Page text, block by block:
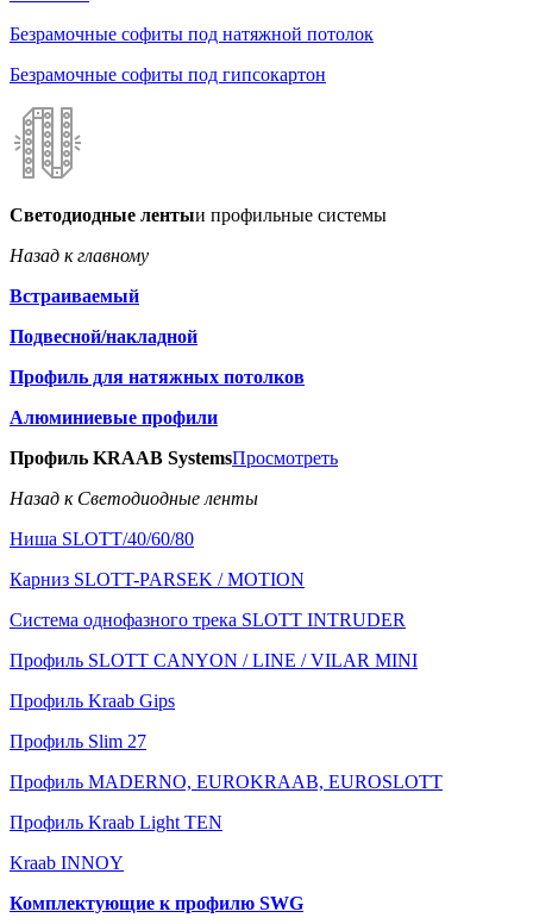
Безрамочные софиты под натяжной потолок
Безрамочные софиты под гипсокартон
Светодиодные лентыи профильные системы
Назад к главному
Встраиваемый
Подвесной/накладной
Профиль для натяжных потолков
Алюминиевые профили
Профиль KRAAB SystemsПросмотреть
Назад к Светодиодные ленты
Ниша SLOTT/40/60/80
Карниз SLOTT-PARSEK / MOTION
Система однофазного трека SLOTT INTRUDER
Профиль SLOTT CANYON / LINE / VILAR MINI
Профиль Kraab Gips
Профиль Slim 27
Профиль MADERNO, EUROKRAAB, EUROSLOTT
Профиль Kraab Light TEN
Kraab INNOY
Комплектующие к профилю SWG